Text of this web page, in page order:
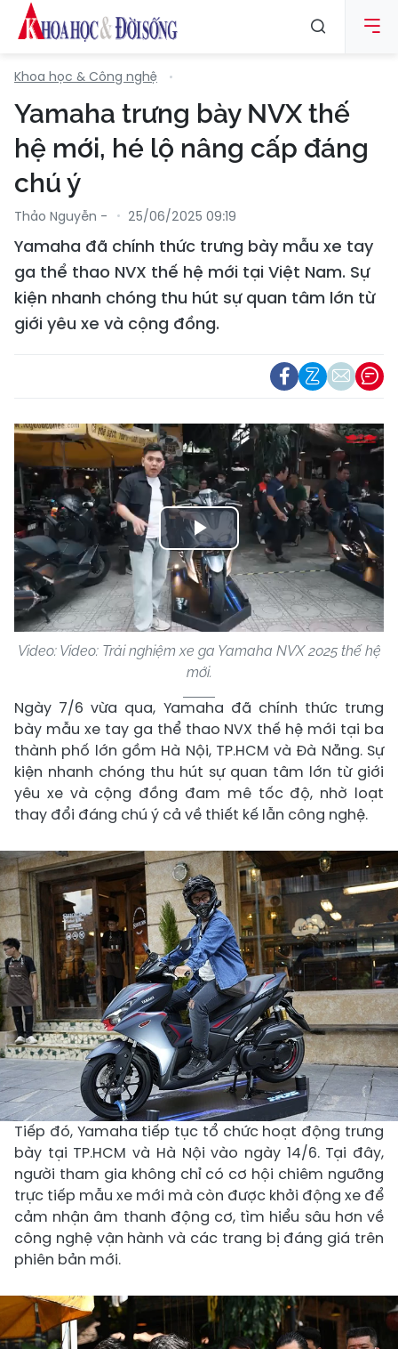
Khoa học & Công nghệ
Yamaha trưng bày NVX thế
hệ mới, hé lộ nâng cấp đáng
chú ý
Thảo Nguyễn - 25/06/2025 09:19
Yamaha đã chính thức trưng bày mẫu xe tay
ga thể thao NVX thế hệ mới tại Việt Nam. Sự
kiện nhanh chóng thu hút sự quan tâm lớn từ
giới yêu xe và cộng đồng.
Play
Video
Video: Video: Trải nghiệm xe ga Yamaha NVX 2025 thế hệ
mới.
Ngày 7/6 vừa qua, Yamaha đã chính thức trưng
bày mẫu xe tay ga thể thao NVX thế hệ mới tại ba
thành phố lớn gồm Hà Nội, TP.HCM và Đà Nẵng. Sự
kiện nhanh chóng thu hút sự quan tâm lớn từ giới
yêu xe và cộng đồng đam mê tốc độ, nhờ loạt
thay đổi đáng chú ý cả về thiết kế lẫn công nghệ.
Tiếp đó, Yamaha tiếp tục tổ chức hoạt động trưng
bày tại TP.HCM và Hà Nội vào ngày 14/6. Tại đây,
người tham gia không chỉ có cơ hội chiêm ngưỡng
trực tiếp mẫu xe mới mà còn được khởi động xe để
cảm nhận âm thanh động cơ, tìm hiểu sâu hơn về
công nghệ vận hành và các trang bị đáng giá trên
phiên bản mới.